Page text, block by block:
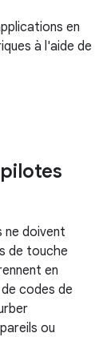
en
à l'aide de
ne doivent
de touche
en
codes de
ou